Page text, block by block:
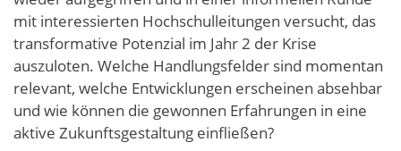
mit interessierten Hochschulleitungen versucht, das
transformative Potenzial im Jahr 2 der Krise
auszuloten. Welche Handlungsfelder sind momentan
relevant, welche Entwicklungen erscheinen absehbar
und wie können die gewonnen Erfahrungen in eine
aktive Zukunftsgestaltung einfließen?